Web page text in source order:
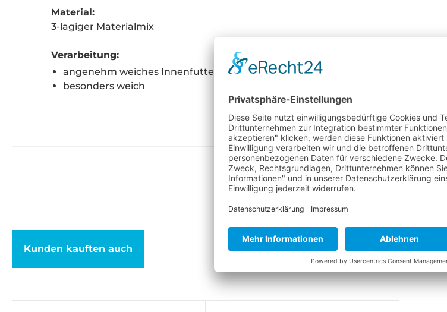
Material:
3-lagiger Materialmix
Verarbeitung:
angenehm weiches Innenfutter aus Merino
besonders weich
Kunden kauften auch